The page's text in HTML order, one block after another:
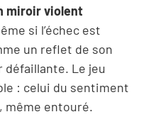
miroir violent
si l’échec est
un reflet de son
défaillante. Le jeu
: celui du sentiment
même entouré.